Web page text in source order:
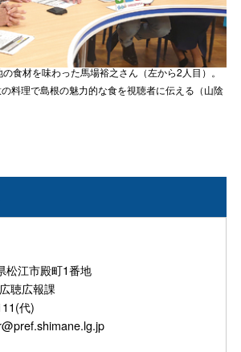
食材を味わった馬場裕之さん（左から2人目）。
の料理で島根の魅力的な食を視聴者に伝える（山陰
松江市殿町1番地
聴広報課
代)